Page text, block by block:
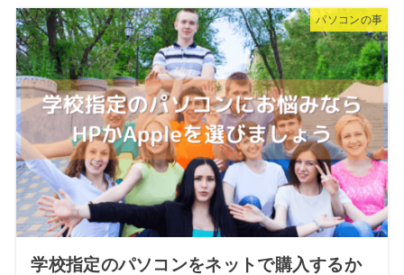
パソコンの事
学校指定のパソコンをネットで購入するか